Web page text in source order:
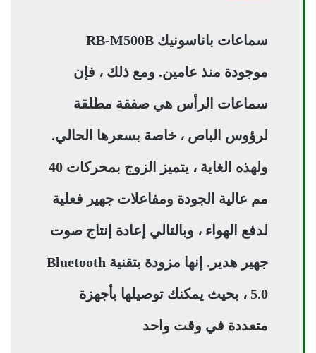
سماعات باناسونيك RB-M500B
موجودة منذ عامين. ومع ذلك ، فإن
سماعات الرأس هي صفقة مطلقة
لرؤوس الباص ، خاصة بسعرها الحالي.
ولهذه الغاية ، يتميز الزوج بمحركات 40
مم عالية الجودة ومفاعلات جهير فعلية
لدفع الهواء ، وبالتالي إعادة إنتاج صوت
جهير هدير. إنها مزودة بتقنية Bluetooth
5.0 ، بحيث يمكنك توصيلها بأجهزة
متعددة في وقت واحد